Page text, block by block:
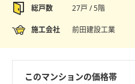
総戸数 27戸 / 5階
施工会社 前田建設工業
このマンションの価格帯